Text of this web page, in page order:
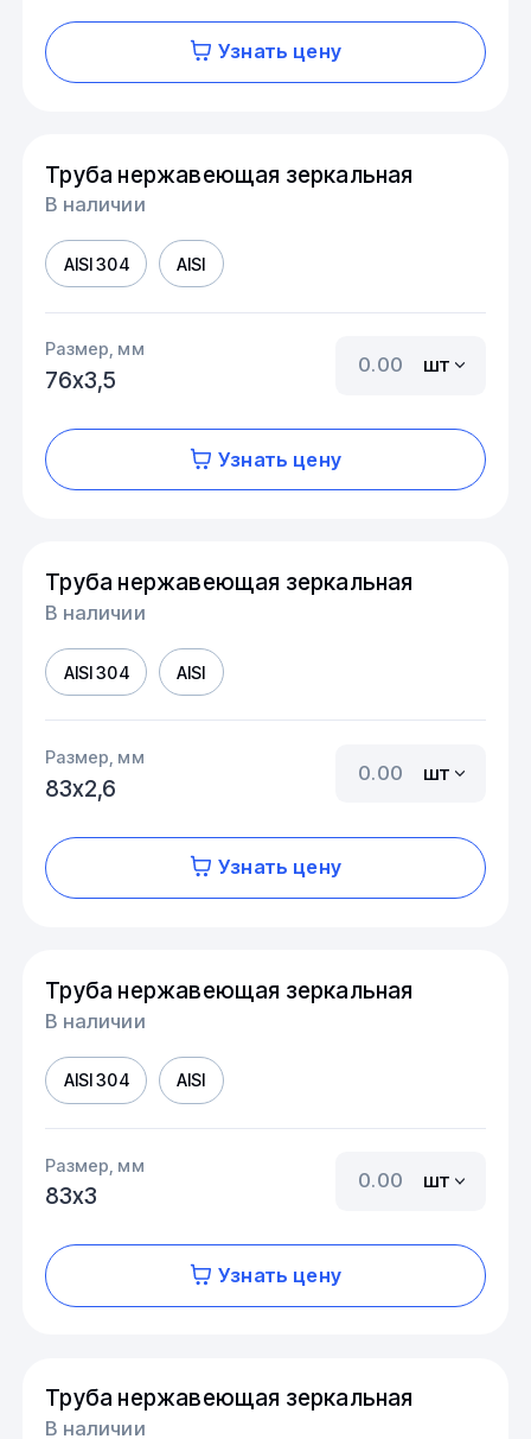
Узнать цену
Труба нержавеющая зеркальная
В наличии
AISI 304 AISI
Размер, мм
76х3,5
шт
Узнать цену
Труба нержавеющая зеркальная
В наличии
AISI 304 AISI
Размер, мм
83х2,6
шт
Узнать цену
Труба нержавеющая зеркальная
В наличии
AISI 304 AISI
Размер, мм
83х3
шт
Узнать цену
Труба нержавеющая зеркальная
В наличии